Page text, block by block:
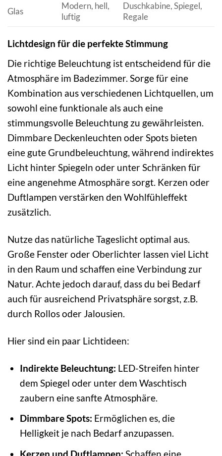
Glas
Modern, hell,
luftig
Duschkabine, Spiegel,
Regale
Lichtdesign für die perfekte Stimmung
Die richtige Beleuchtung ist entscheidend für die
Atmosphäre im Badezimmer. Sorge für eine
Kombination aus verschiedenen Lichtquellen, um
sowohl eine funktionale als auch eine
stimmungsvolle Beleuchtung zu gewährleisten.
Dimmbare Deckenleuchten oder Spots bieten
eine gute Grundbeleuchtung, während indirektes
Licht hinter Spiegeln oder unter Schränken für
eine angenehme Atmosphäre sorgt. Kerzen oder
Duftlampen verstärken den Wohlfühleffekt
zusätzlich.
Nutze das natürliche Tageslicht optimal aus.
Große Fenster oder Oberlichter lassen viel Licht
in den Raum und schaffen eine Verbindung zur
Natur. Achte jedoch darauf, dass du bei Bedarf
auch für ausreichend Privatsphäre sorgst, z.B.
durch Rollos oder Jalousien.
Hier sind ein paar Lichtideen:
Indirekte Beleuchtung: LED-Streifen hinter
dem Spiegel oder unter dem Waschtisch
zaubern eine sanfte Atmosphäre.
Dimmbare Spots: Ermöglichen es, die
Helligkeit je nach Bedarf anzupassen.
Kerzen und Duftlampen: Schaffen eine